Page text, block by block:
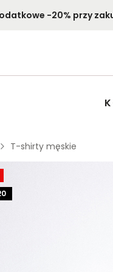
-20% przy
T-shirty męskie